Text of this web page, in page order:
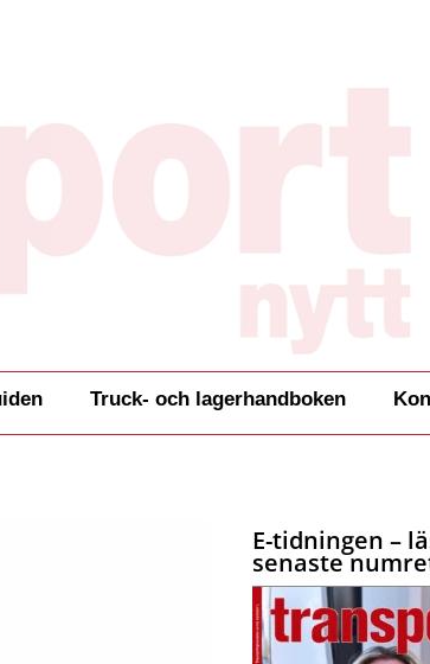
Truck- och lagerhandboken
E-tidningen –
senaste